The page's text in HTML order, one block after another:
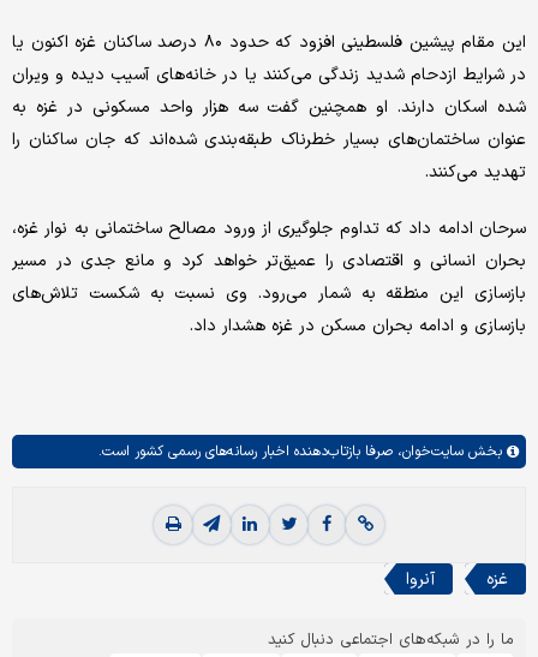
این مقام پیشین فلسطینی افزود که حدود ۸۰ درصد ساکنان غزه اکنون یا
در شرایط ازدحام شدید زندگی می‌کنند یا در خانه‌های آسیب‌ دیده و ویران
‌شده اسکان دارند. او همچنین گفت سه هزار واحد مسکونی در غزه به
‌عنوان ساختمان‌های بسیار خطرناک طبقه‌بندی شده‌اند که جان ساکنان را
تهدید می‌کنند.
سرحان ادامه داد که تداوم جلوگیری از ورود مصالح ساختمانی به نوار غزه،
بحران انسانی و اقتصادی را عمیق‌تر خواهد کرد و مانع جدی در مسیر
بازسازی این منطقه به شمار می‌رود. وی نسبت به شکست تلاش‌های
بازسازی و ادامه بحران مسکن در غزه هشدار داد.
بخش سایت‌خوان، صرفا بازتاب‌دهنده اخبار رسانه‌های رسمی کشور است.
غزه آنروا
ما را در شبکه‌های اجتماعی دنبال کنید